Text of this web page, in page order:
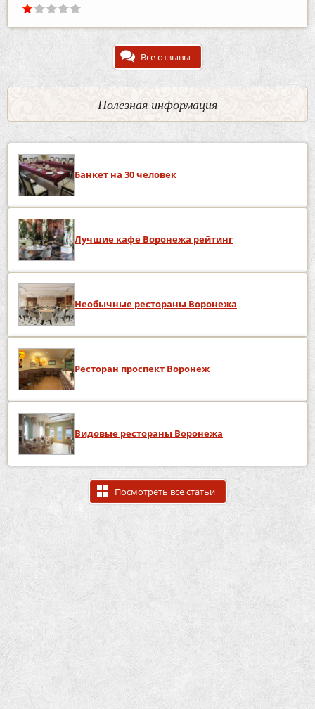
Все отзывы
Полезная информация
Банкет на 30 человек
Лучшие кафе Воронежа рейтинг
Необычные рестораны Воронежа
Ресторан проспект Воронеж
Видовые рестораны Воронежа
Посмотреть все статьи